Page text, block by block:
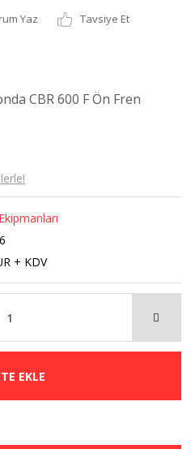
Yaz
Tavsiye Et
CBR 600 F Ön Fren
+ KDV
EKLE